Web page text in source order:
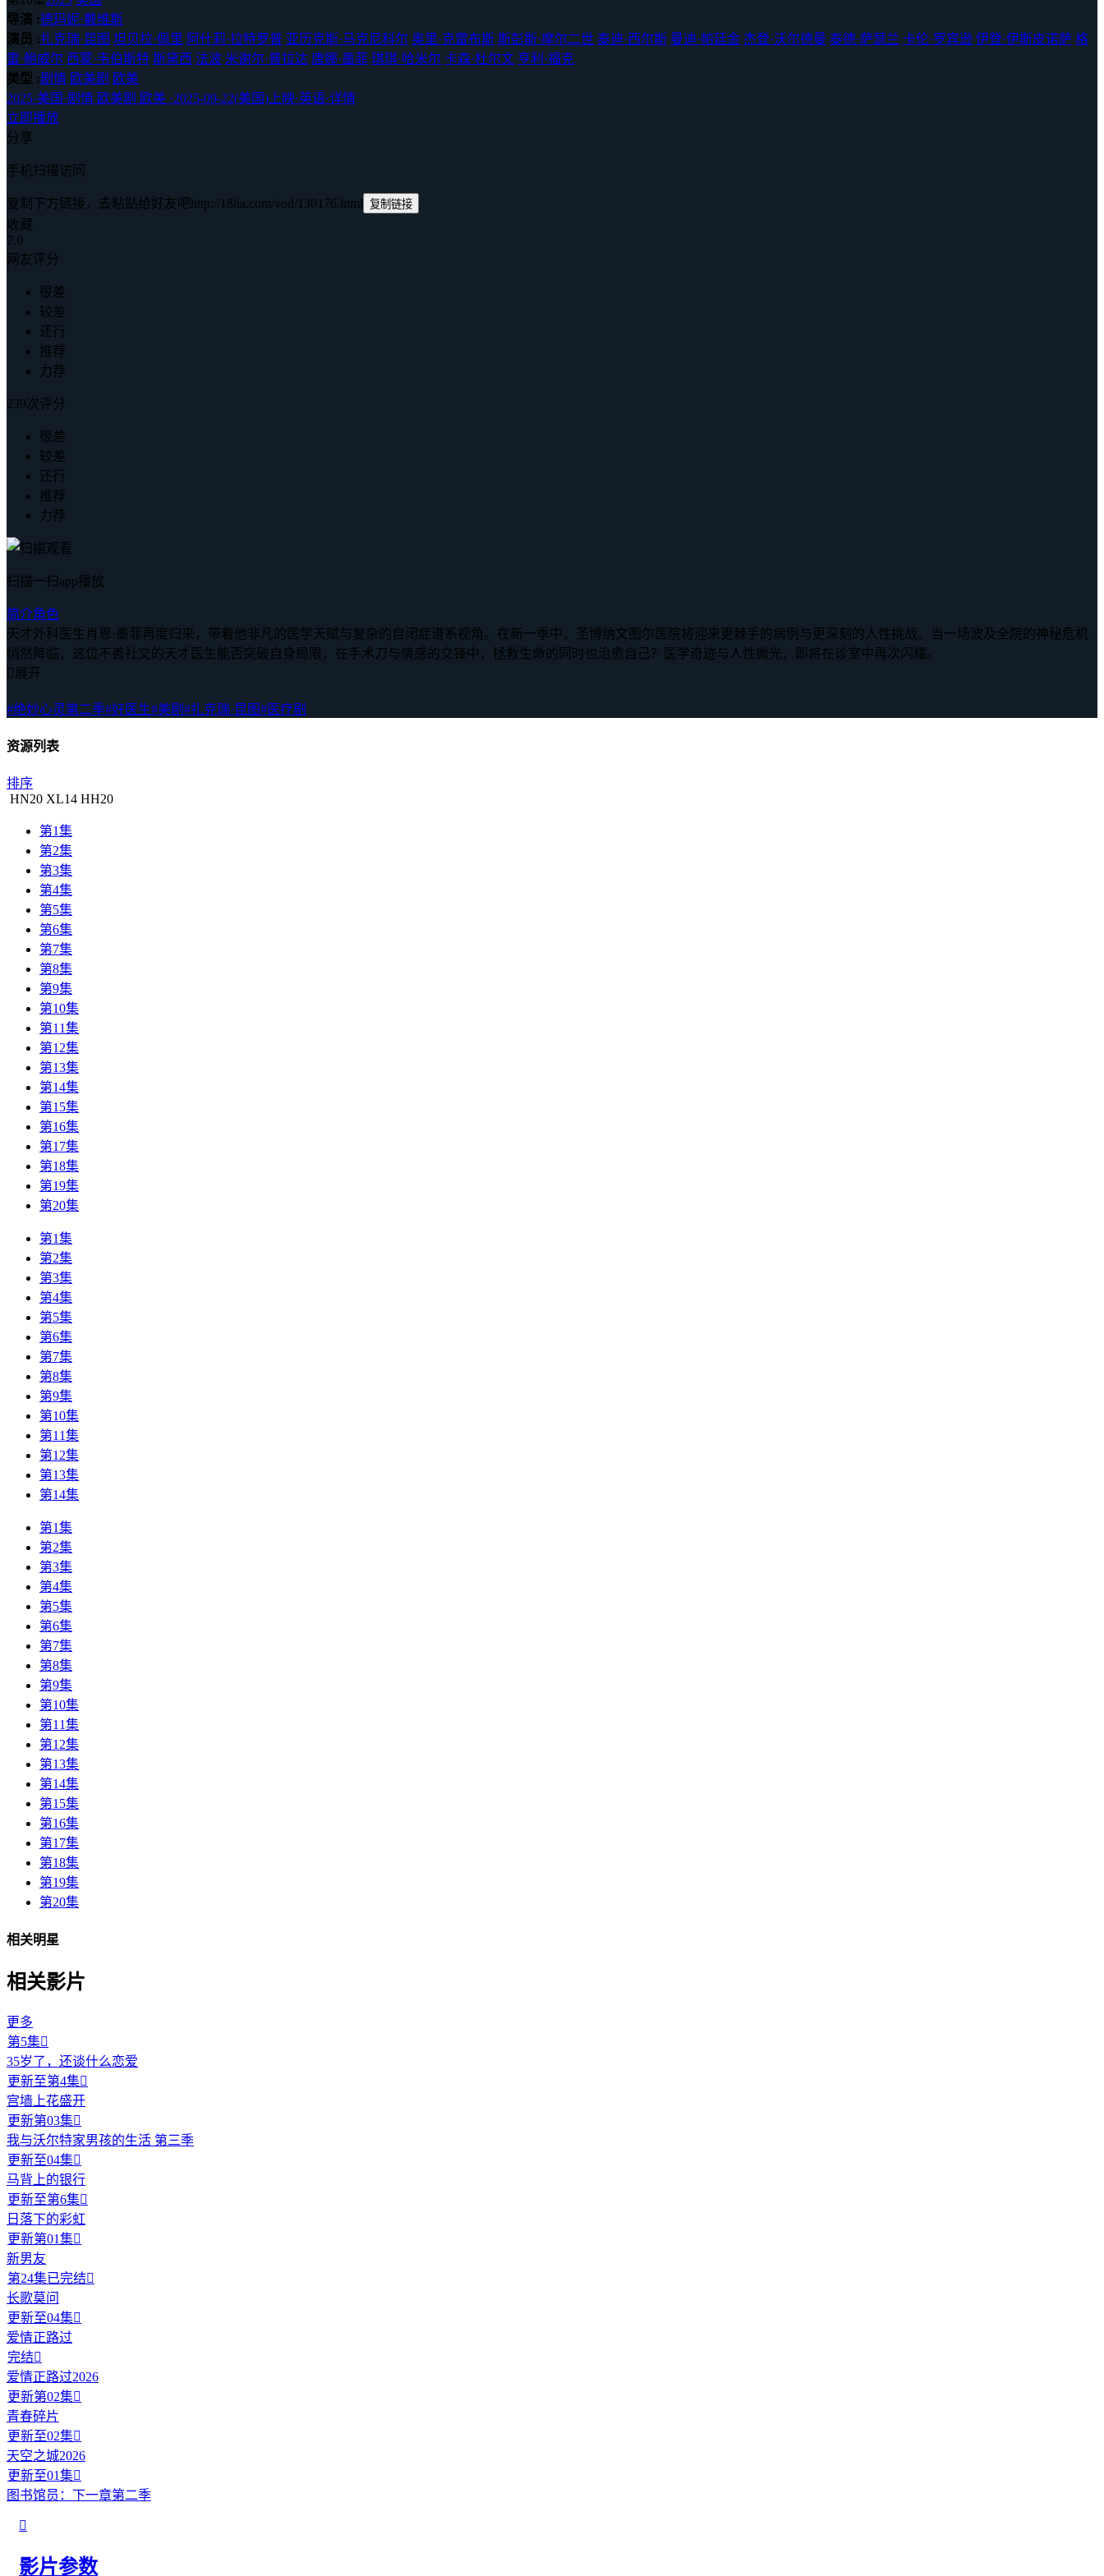
导演 :德玛妮·戴维斯
演员 :扎克瑞·昆图 坦贝拉·佩里 阿什莉·拉特罗普 亚历克斯·马克尼科尔 奥里·克雷布斯 斯彭斯·摩尔二世 泰迪·西尔斯 曼迪·帕廷金 杰登·沃尔德曼 泰德·萨瑟兰 卡伦·罗宾逊 伊登·伊斯皮诺萨 格
雷·鲍威尔 西蒙·韦伯斯特 斯黛西 法波 米谢尔·普拉达 唐娜·墨菲 琪琪·哈米尔 卡森·杜尔文 亨利·福克
类型 :剧情 欧美剧 欧美
2025·美国 ·剧情 欧美剧 欧美 ·2025-09-22(美国)上映·英语·详情
立即播放
分享
手机扫描访问
复制下方链接，去粘贴给好友吧http://18ha.com/vod/130176.html 复制链接
收藏
7.0
网友评分
很差
较差
还行
推荐
力荐
239次评分
很差
较差
还行
推荐
力荐
扫描一扫app播放
简介角色
天才外科医生肖恩·墨菲再度归来，带着他非凡的医学天赋与复杂的自闭症谱系视角。在新一季中，圣博纳文图尔医院将迎来更棘手的病例与更深刻的人性挑战。当一场波及全院的神秘危机
悄然降临，这位不善社交的天才医生能否突破自身局限，在手术刀与情感的交锋中，拯救生命的同时也治愈自己？医学奇迹与人性微光，即将在诊室中再次闪耀。
 展开
#绝妙心灵第二季#好医生#美剧 #扎克瑞·昆图#医疗剧
资源列表
排序
HN20 XL14 HH20
第1集
第2集
第3集
第4集
第5集
第6集
第7集
第8集
第9集
第10集
第11集
第12集
第13集
第14集
第15集
第16集
第17集
第18集
第19集
第20集
第1集
第2集
第3集
第4集
第5集
第6集
第7集
第8集
第9集
第10集
第11集
第12集
第13集
第14集
第1集
第2集
第3集
第4集
第5集
第6集
第7集
第8集
第9集
第10集
第11集
第12集
第13集
第14集
第15集
第16集
第17集
第18集
第19集
第20集
相关明星
相关影片
更多
第5集
35岁了，还谈什么恋爱
更新至第4集
宫墙上花盛开
更新第03集
我与沃尔特家男孩的生活 第三季
更新至04集
马背上的银行
更新至第6集
日落下的彩虹
更新第01集
新男友
第24集已完结
长歌莫问
更新至04集
爱情正路过
完结
爱情正路过2026
更新第02集
青春碎片
更新至02集
天空之城2026
更新至01集
图书馆员：下一章第二季

影片参数